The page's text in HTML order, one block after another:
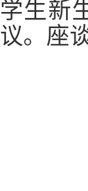
学生新
议。座